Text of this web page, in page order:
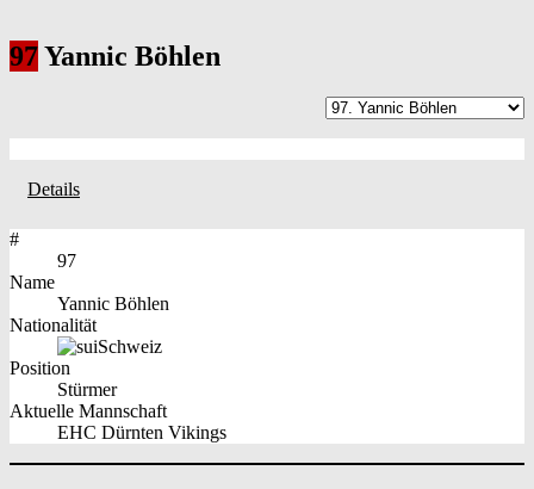
97Yannic Böhlen
Details
#
97
Name
Yannic Böhlen
Nationalität
Schweiz
Position
Stürmer
Aktuelle Mannschaft
EHC Dürnten Vikings